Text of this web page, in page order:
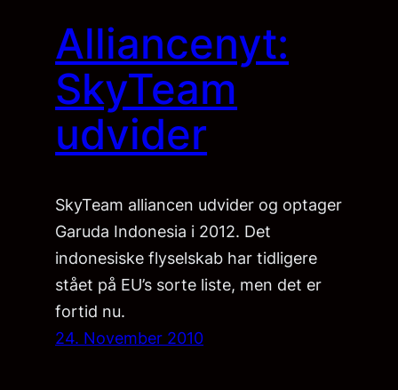
Alliancenyt:
SkyTeam
udvider
SkyTeam alliancen udvider og optager
Garuda Indonesia i 2012. Det
indonesiske flyselskab har tidligere
stået på EU’s sorte liste, men det er
fortid nu.
24. November 2010